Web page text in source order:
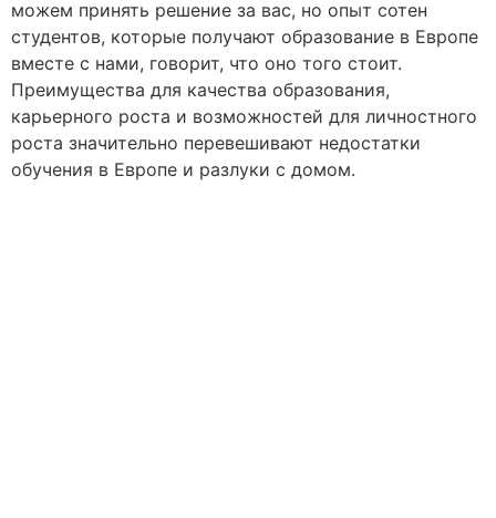
можем принять решение за вас, но опыт сотен
студентов, которые получают образование в Европе
вместе с нами, говорит, что оно того стоит.
Преимущества для качества образования,
карьерного роста и возможностей для личностного
роста значительно перевешивают недостатки
обучения в Европе и разлуки с домом.